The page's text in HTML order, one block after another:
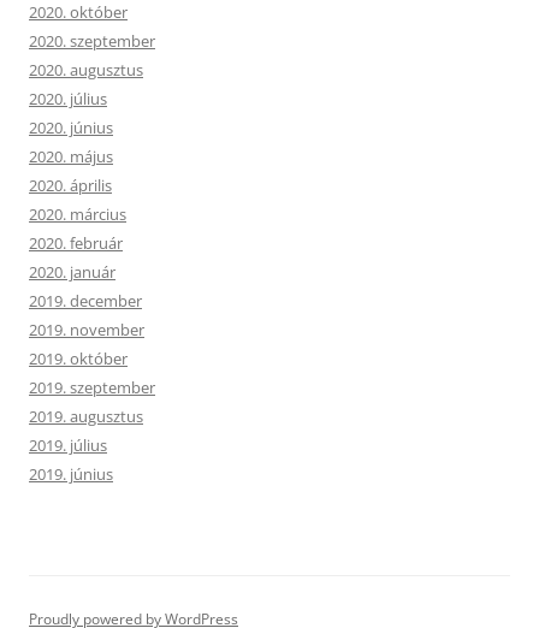
2020. október
2020. szeptember
2020. augusztus
2020. július
2020. június
2020. május
2020. április
2020. március
2020. február
2020. január
2019. december
2019. november
2019. október
2019. szeptember
2019. augusztus
2019. július
2019. június
Proudly powered by WordPress